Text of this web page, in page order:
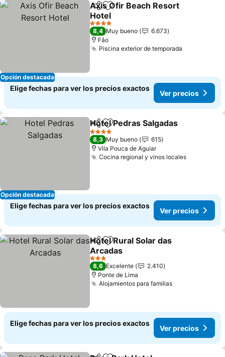
Opción destacada
CompartirAgregar a favoritos
Axis Ofir Beach Resort
Hotel
4 Estrellas
8,4 Muy bueno
6.673
Fâo
Piscina exterior de temporada
Elige fechas para ver los precios exactos
Ver precios
Opción destacada
CompartirAgregar a favoritos
Hotel Pedras Salgadas
4 Estrellas
8,3 Muy bueno
615
Vila Pouca de Aguiar
Cocina regional y vinos locales
Elige fechas para ver los precios exactos
Ver precios
CompartirAgregar a favoritos
Hotel Rural Solar das
Arcadas
3 Estrellas
8,6 Excelente
2.410
Ponte de Lima
Alojamientos para familias
Elige fechas para ver los precios exactos
Ver precios